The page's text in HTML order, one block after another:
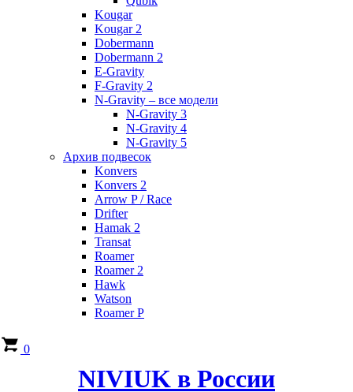
Kougar
Kougar 2
Dobermann
Dobermann 2
E-Gravity
F-Gravity 2
N-Gravity – все модели
N-Gravity 3
N-Gravity 4
N-Gravity 5
Архив подвесок
Konvers
Konvers 2
Arrow P / Race
Drifter
Hamak 2
Transat
Roamer
Roamer 2
Hawk
Watson
Roamer P
0
NIVIUK в России